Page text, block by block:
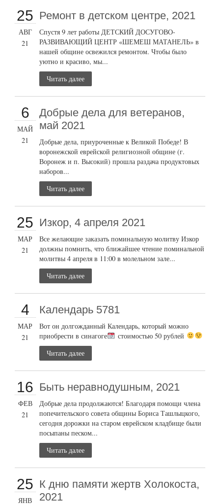
25
АВГ
21
Ремонт в детском центре, 2021
Спустя 9 лет работы ДЕТСКИЙ ДОСУГОВО-
РАЗВИВАЮЩИЙ ЦЕНТР «ШЕМЕШ МАТАНЕЛЬ» в
нашей общине освежился ремонтом. Чтобы было
уютно и красиво, мы...
Читать далее
6
МАЙ
21
Добрые дела для ветеранов,
май 2021
Добрые дела, приуроченные к Великой Победе! В
воронежской еврейской религиозной общине (г.
Воронеж и п. Высокий) прошла раздача продуктовых
наборов...
Читать далее
25
МАР
21
Изкор, 4 апреля 2021
Все желающие заказать поминальную молитву Изкор
должны помнить, что ближайшее чтение поминальной
молитвы 4 апреля в 11:00 в молельном зале...
Читать далее
4
МАР
21
Календарь 5781
Вот он долгожданный Календарь, который можно
приобрести в синагоге
стоимостью 50 рублей
Читать далее
16
ФЕВ
21
Быть неравнодушным, 2021
Добрые дела продолжаются! Благодаря помощи члена
попечительского совета общины Бориса Ташлыцкого,
сегодня дорожки на старом еврейском кладбище были
посыпаны песком...
Читать далее
25
ЯНВ
К дню памяти жертв Холокоста,
2021